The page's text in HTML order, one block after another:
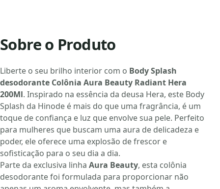
Sobre o Produto
Liberte o seu brilho interior com o Body Splash
desodorante Colônia Aura Beauty Radiant Hera
200Ml. Inspirado na essência da deusa Hera, este Body
Splash da Hinode é mais do que uma fragrância, é um
toque de confiança e luz que envolve sua pele. Perfeito
para mulheres que buscam uma aura de delicadeza e
poder, ele oferece uma explosão de frescor e
sofisticação para o seu dia a dia.
Parte da exclusiva linha Aura Beauty, esta colônia
desodorante foi formulada para proporcionar não